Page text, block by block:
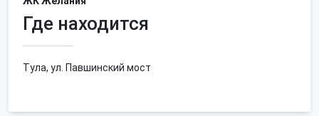
Где находится
Тула, ул. Павшинский мост